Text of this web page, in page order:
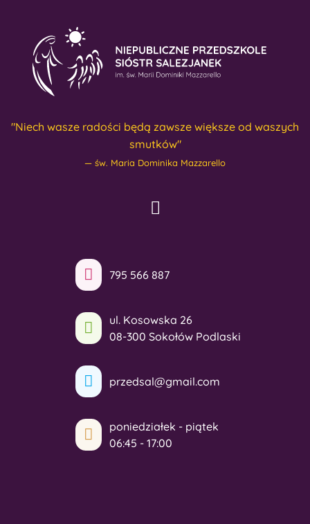
"Niech wasze radości będą zawsze większe od waszych
smutków"
św. Maria Dominika Mazzarello
795 566 887
ul. Kosowska 26
08-300 Sokołów Podlaski
przedsal@gmail.com
poniedziałek - piątek
06:45 - 17:00